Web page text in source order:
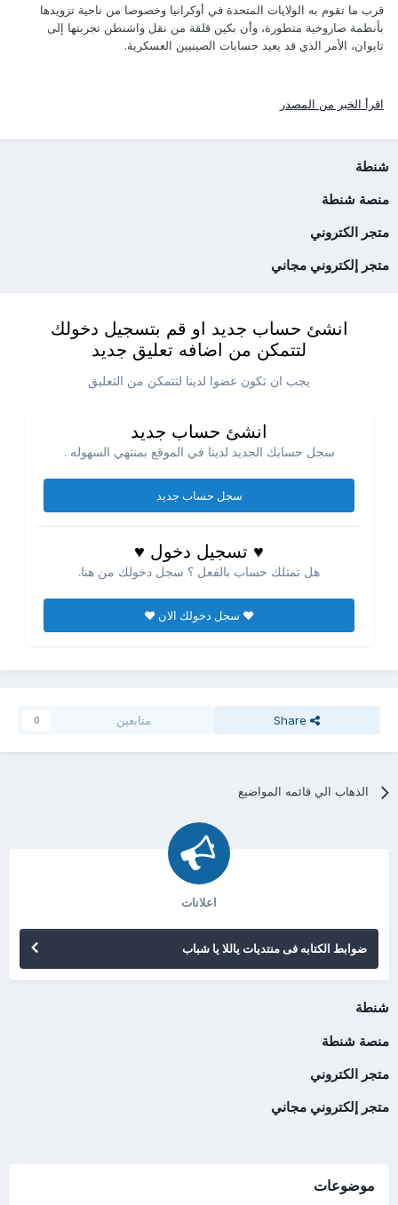
قرب ما تقوم به الولايات المتحدة في أوكرانيا وخصوصا من ناحية تزويدها
بأنظمة صاروخية متطورة، وأن بكين قلقة من نقل واشنطن تجربتها إلى
تايوان، الأمر الذي قد يعيد حسابات الصينيين العسكرية.
اقرأ الخبر من المصدر
شنطة
منصة شنطة
متجر الكتروني
متجر إلكتروني مجاني
انشئ حساب جديد او قم بتسجيل دخولك
لتتمكن من اضافه تعليق جديد
يجب ان تكون عضوا لدينا لتتمكن من التعليق
انشئ حساب جديد
سجل حسابك الجديد لدينا في الموقع بمنتهي السهوله .
سجل حساب جديد
♥ تسجيل دخول ♥
هل تمتلك حساب بالفعل ؟ سجل دخولك من هنا.
♥ سجل دخولك الان ♥
Share متابعين 0
الذهاب الي قائمه المواضيع
اعلانات
ضوابط الكتابه فى منتديات ياللا يا شباب
شنطة
منصة شنطة
متجر الكتروني
متجر إلكتروني مجاني
موضوعات